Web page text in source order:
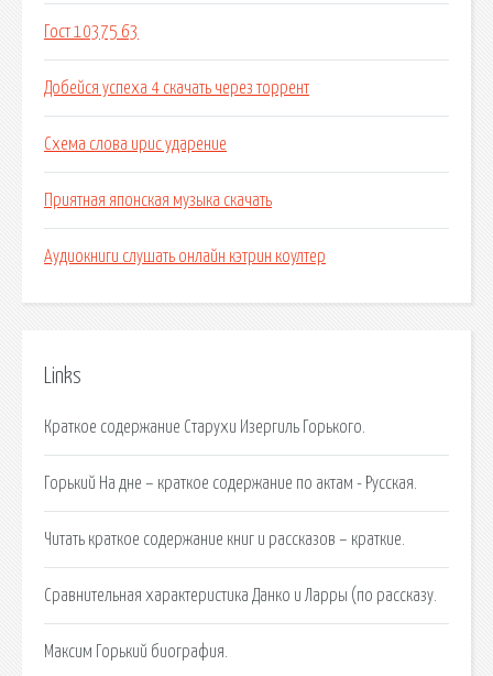
Гост 10375 63
Добейся успеха 4 скачать через торрент
Схема слова ирис ударение
Приятная японская музыка скачать
Аудиокниги слушать онлайн кэтрин коултер
Links
Краткое содержание Старухи Изергиль Горького.
Горький На дне – краткое содержание по актам - Русская.
Читать краткое содержание книг и рассказов – краткие.
Сравнительная характеристика Данко и Ларры (по рассказу.
Максим Горький биография.